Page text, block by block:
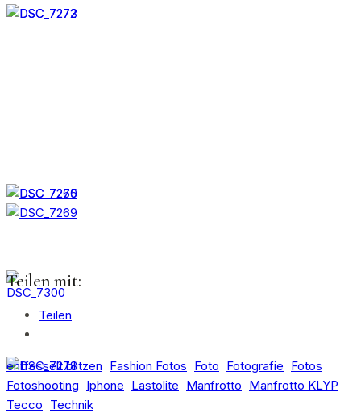
Teilen mit:
Teilen
entfesselt blitzen Fashion Fotos Foto Fotografie Fotos
Fotoshooting Iphone Lastolite Manfrotto Manfrotto KLYP
Tecco Technik